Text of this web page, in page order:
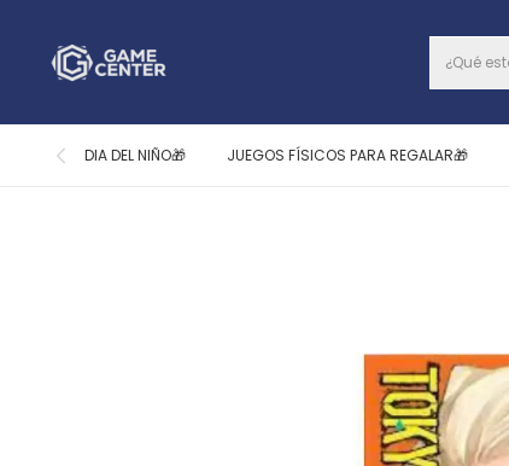
DIA DEL NIÑO🎁 JUEGOS FÍSICOS PARA REGALAR🎁